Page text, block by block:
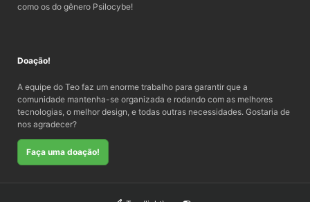
como os do gênero Psilocybe!
Doação!
A equipe do Teo faz um enorme trabalho para garantir que a
comunidade mantenha-se organizada e rodando com as melhores
tecnologias, o melhor design, e todas outras necessidades. Gostaria de
nos agradecer?
Faça uma doação!